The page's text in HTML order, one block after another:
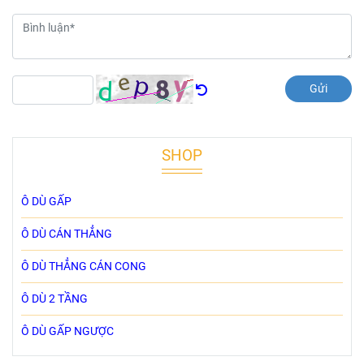
Gửi
SHOP
Ô DÙ GẤP
Ô DÙ CÁN THẲNG
Ô DÙ THẲNG CÁN CONG
Ô DÙ 2 TẦNG
Ô DÙ GẤP NGƯỢC